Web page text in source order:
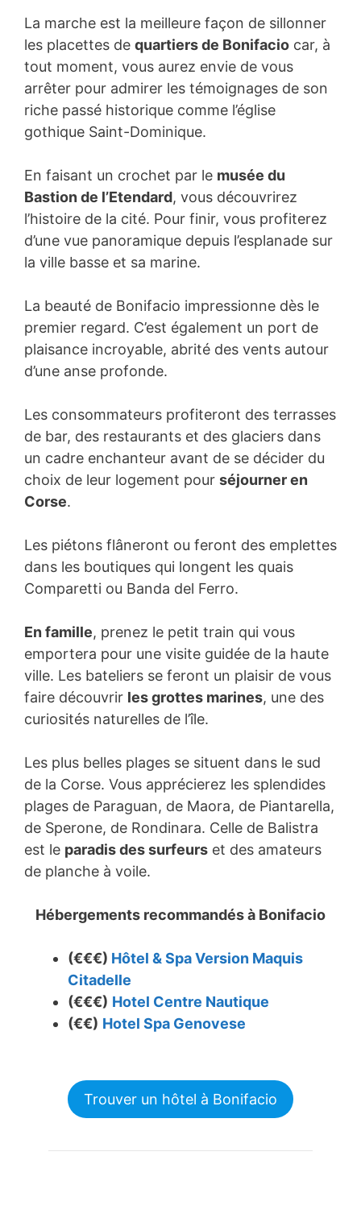
La marche est la meilleure façon de sillonner
les placettes de quartiers de Bonifacio car, à
tout moment, vous aurez envie de vous
arrêter pour admirer les témoignages de son
riche passé historique comme l’église
gothique Saint-Dominique.
En faisant un crochet par le musée du
Bastion de l’Etendard, vous découvrirez
l’histoire de la cité. Pour finir, vous profiterez
d’une vue panoramique depuis l’esplanade sur
la ville basse et sa marine.
La beauté de Bonifacio impressionne dès le
premier regard. C’est également un port de
plaisance incroyable, abrité des vents autour
d’une anse profonde.
Les consommateurs profiteront des terrasses
de bar, des restaurants et des glaciers dans
un cadre enchanteur avant de se décider du
choix de leur logement pour séjourner en
Corse.
Les piétons flâneront ou feront des emplettes
dans les boutiques qui longent les quais
Comparetti ou Banda del Ferro.
En famille, prenez le petit train qui vous
emportera pour une visite guidée de la haute
ville. Les bateliers se feront un plaisir de vous
faire découvrir les grottes marines, une des
curiosités naturelles de l’île.
Les plus belles plages se situent dans le sud
de la Corse. Vous apprécierez les splendides
plages de Paraguan, de Maora, de Piantarella,
de Sperone, de Rondinara. Celle de Balistra
est le paradis des surfeurs et des amateurs
de planche à voile.
Hébergements recommandés à Bonifacio
(€€€) Hôtel & Spa Version Maquis
Citadelle
(€€€) Hotel Centre Nautique
(€€) Hotel Spa Genovese
Trouver un hôtel à Bonifacio